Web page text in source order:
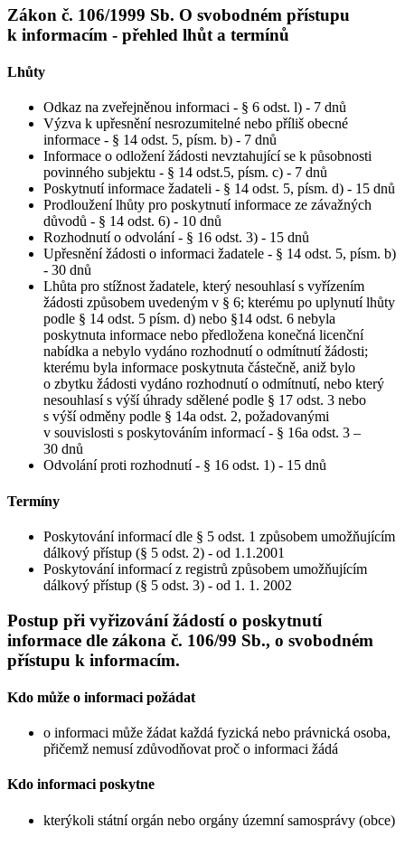
Zákon č. 106/1999 Sb. O svobodném přístupu
k informacím - přehled lhůt a termínů
Lhůty
Odkaz na zveřejněnou informaci - § 6 odst. l) - 7 dnů
Výzva k upřesnění nesrozumitelné nebo příliš obecné
informace - § 14 odst. 5, písm. b) - 7 dnů
Informace o odložení žádosti nevztahující se k působnosti
povinného subjektu - § 14 odst.5, písm. c) - 7 dnů
Poskytnutí informace žadateli - § 14 odst. 5, písm. d) - 15 dnů
Prodloužení lhůty pro poskytnutí informace ze závažných
důvodů - § 14 odst. 6) - 10 dnů
Rozhodnutí o odvolání - § 16 odst. 3) - 15 dnů
Upřesnění žádosti o informaci žadatele - § 14 odst. 5, písm. b)
- 30 dnů
Lhůta pro stížnost žadatele, který nesouhlasí s vyřízením
žádosti způsobem uvedeným v § 6; kterému po uplynutí lhůty
podle § 14 odst. 5 písm. d) nebo §14 odst. 6 nebyla
poskytnuta informace nebo předložena konečná licenční
nabídka a nebylo vydáno rozhodnutí o odmítnutí žádosti;
kterému byla informace poskytnuta částečně, aniž bylo
o zbytku žádosti vydáno rozhodnutí o odmítnutí, nebo který
nesouhlasí s výší úhrady sdělené podle § 17 odst. 3 nebo
s výší odměny podle § 14a odst. 2, požadovanými
v souvislosti s poskytováním informací - § 16a odst. 3 –
30 dnů
Odvolání proti rozhodnutí - § 16 odst. 1) - 15 dnů
Termíny
Poskytování informací dle § 5 odst. 1 způsobem umožňujícím
dálkový přístup (§ 5 odst. 2) - od 1.1.2001
Poskytování informací z registrů způsobem umožňujícím
dálkový přístup (§ 5 odst. 3) - od 1. 1. 2002
Postup při vyřizování žádostí o poskytnutí
informace dle zákona č. 106/99 Sb., o svobodném
přístupu k informacím.
Kdo může o informaci požádat
o informaci může žádat každá fyzická nebo právnická osoba,
přičemž nemusí zdůvodňovat proč o informaci žádá
Kdo informaci poskytne
kterýkoli státní orgán nebo orgány územní samosprávy (obce)